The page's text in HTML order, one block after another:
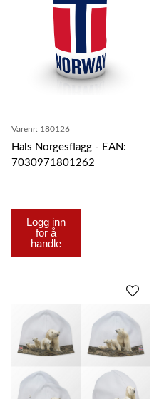
Varenr: 180126
Hals Norgesflagg - EAN:
7030971801262
Logg inn
for å
handle